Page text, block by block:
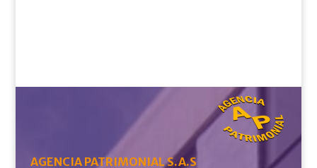
AGENCIA PATRIMONIAL S.A.S